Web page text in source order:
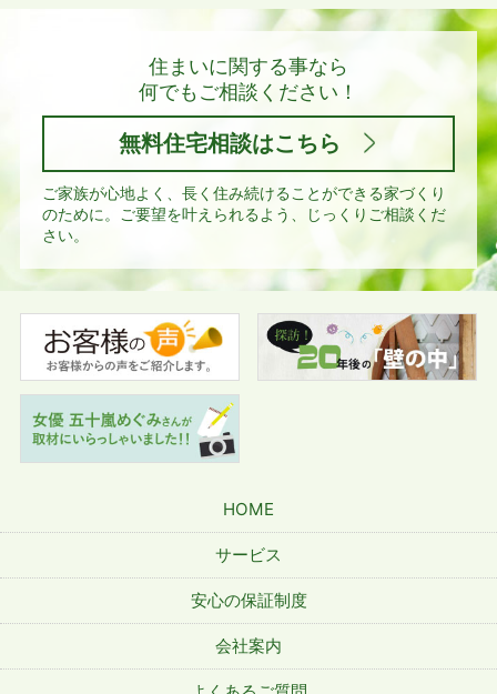
住まいに関する事なら
何でもご相談ください！
無料住宅相談はこちら
ご家族が心地よく、長く住み続けることができる家づくり
のために。
ご要望を叶えられるよう、じっくりご相談くだ
さい。
HOME
サービス
安心の保証制度
会社案内